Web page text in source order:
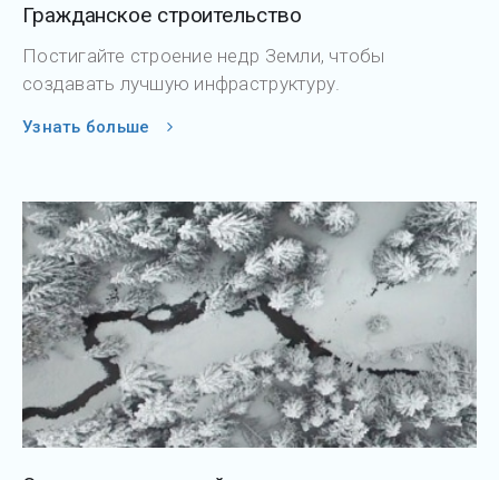
Гражданское строительство
Постигайте строение недр Земли, чтобы
создавать лучшую инфраструктуру.
Узнать больше